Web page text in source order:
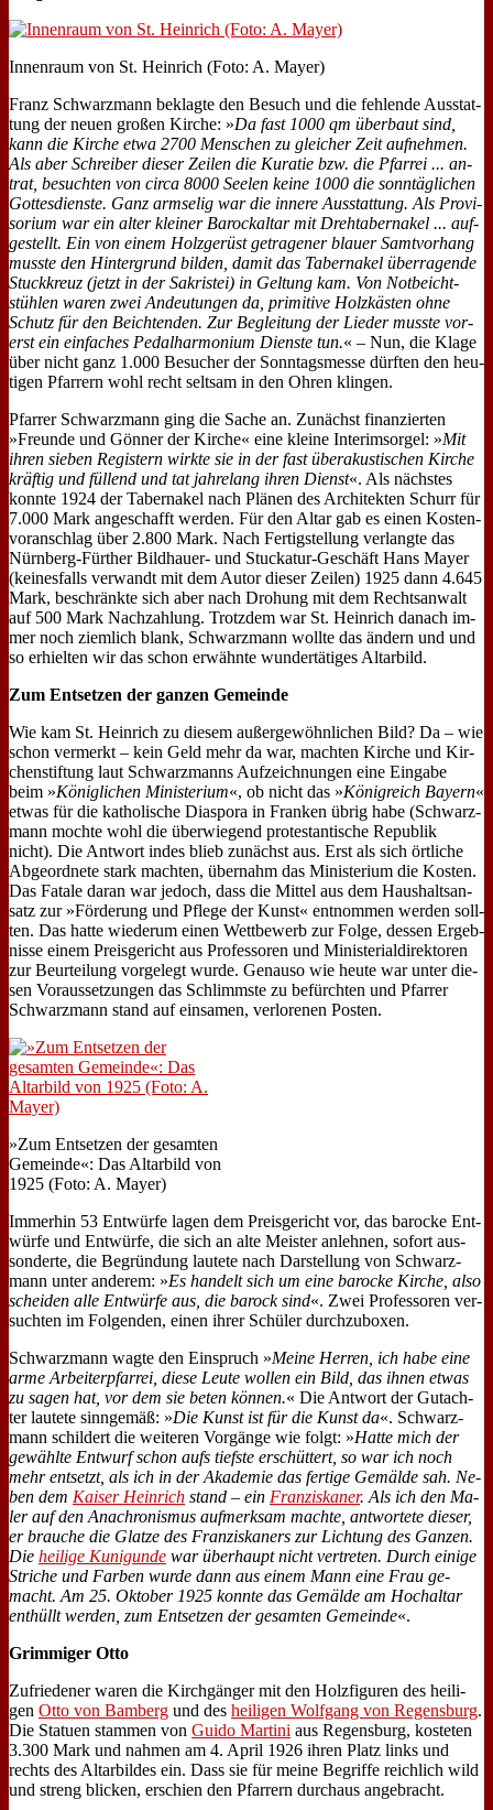
In­nen­raum von St. Hein­rich (Fo­to: A. May­er)
Franz Schwarz­mann be­klag­te den Be­such und die feh­len­de Aus­stat­
tung der neu­en gro­ßen Kir­che: »Da fast 1000 qm über­baut sind,
kann die Kir­che et­wa 2700 Men­schen zu glei­cher Zeit auf­neh­men.
Als aber Schrei­ber die­ser Zei­len die Ku­ra­tie bzw. die Pfar­rei ... an­
trat, be­such­ten von cir­ca 8000 See­len kei­ne 1000 die sonn­täg­li­chen
Got­tes­dien­ste. Ganz arm­se­lig war die in­ne­re Aus­stat­tung. Als Pro­vi­
so­ri­um war ein al­ter klei­ner Ba­rock­al­tar mit Dreh­ta­ber­na­kel ... auf­
ge­stellt. Ein von ei­nem Holz­ge­rüst ge­tra­ge­ner blau­er Samt­vor­hang
muss­te den Hin­ter­grund bil­den, da­mit das Ta­ber­na­kel über­ra­gen­de
Stuck­kreuz (jetzt in der Sa­kri­stei) in Gel­tung kam. Von Not­beicht­
stüh­len wa­ren zwei An­deu­tun­gen da, pri­mi­ti­ve Holz­kä­sten oh­ne
Schutz für den Beich­ten­den. Zur Be­glei­tung der Lie­der muss­te vor­
erst ein ein­fa­ches Pe­dal­har­mo­ni­um Dien­ste tun.« – Nun, die Kla­ge
über nicht ganz 1.000 Be­su­cher der Sonn­tags­mes­se dürf­ten den heu­
ti­gen Pfar­rern wohl recht selt­sam in den Oh­ren klin­gen.
Pfar­rer Schwarz­mann ging die Sa­che an. Zu­nächst fi­nan­zier­ten
»Freun­de und Gön­ner der Kir­che« ei­ne klei­ne In­te­rims­or­gel: »Mit
ih­ren sie­ben Re­gi­stern wirk­te sie in der fast über­aku­sti­schen Kir­che
kräf­tig und fül­lend und tat jah­re­lang ih­ren Dienst«. Als näch­stes
konn­te 1924 der Ta­ber­na­kel nach Plä­nen des Ar­chi­tek­ten Schurr für
7.000 Mark an­ge­schafft wer­den. Für den Al­tar gab es ei­nen Ko­sten­
vor­anschlag über 2.800 Mark. Nach Fer­tig­stel­lung ver­lang­te das
Nürn­berg-Für­ther Bild­hau­er- und Stuckatur-Ge­schäft Hans May­er
(kei­nes­falls ver­wandt mit dem Au­tor die­ser Zei­len) 1925 dann 4.645
Mark, be­schränk­te sich aber nach Dro­hung mit dem Rechts­an­walt
auf 500 Mark Nach­zah­lung. Trotz­dem war St. Hein­rich da­nach im­
mer noch ziem­lich blank, Schwarz­mann woll­te das än­dern und und
so er­hiel­ten wir das schon er­wähn­te wun­der­tä­ti­ges Al­tar­bild.
Zum Ent­set­zen der gan­zen Ge­mein­de
Wie kam St. Hein­rich zu die­sem au­ßer­ge­wöhn­li­chen Bild? Da – wie
schon ver­merkt – kein Geld mehr da war, mach­ten Kir­che und Kir­
chen­stif­tung laut Schwarz­manns Auf­zeich­nun­gen ei­ne Ein­ga­be
beim »Kö­nig­li­chen Mi­ni­ste­ri­um«, ob nicht das »Kö­nig­reich Bay­ern«
et­was für die ka­tho­li­sche Dia­spo­ra in Fran­ken üb­rig ha­be (Schwarz­
mann moch­te wohl die über­wie­gend pro­te­stan­ti­sche Re­pu­blik
nicht). Die Ant­wort in­des blieb zu­nächst aus. Erst als sich ört­li­che
Ab­ge­ord­ne­te stark mach­ten, über­nahm das Mi­ni­ste­ri­um die Ko­sten.
Das Fa­ta­le dar­an war je­doch, dass die Mit­tel aus dem Haus­halts­an­
satz zur »För­de­rung und Pfle­ge der Kunst« ent­nom­men wer­den soll­
ten. Das hat­te wie­der­um ei­nen Wett­be­werb zur Fol­ge, des­sen Er­geb­
nis­se ei­nem Preis­ge­richt aus Pro­fes­so­ren und Mi­ni­ste­ri­al­di­rek­to­ren
zur Be­ur­tei­lung vor­ge­legt wur­de. Ge­nau­so wie heu­te war un­ter die­
sen Vor­aus­set­zun­gen das Schlimm­ste zu be­fürch­ten und Pfar­rer
Schwarz­mann stand auf ein­sa­men, ver­lo­re­nen Po­sten.
»Zum Ent­set­zen der ge­sam­ten
Ge­mein­de«: Das Al­tar­bild von
1925 (Fo­to: A. May­er)
Im­mer­hin 53 Ent­wür­fe la­gen dem Preis­ge­richt vor, das ba­rocke Ent­
wür­fe und Ent­wür­fe, die sich an al­te Mei­ster an­leh­nen, so­fort aus­
son­der­te, die Be­grün­dung lau­te­te nach Dar­stel­lung von Schwarz­
mann un­ter an­de­rem: »Es han­delt sich um ei­ne ba­rocke Kir­che, al­so
schei­den al­le Ent­wür­fe aus, die ba­rock sind«. Zwei Pro­fes­so­ren ver­
such­ten im Fol­gen­den, ei­nen ih­rer Schü­ler durch­zu­bo­xen.
Schwarz­mann wag­te den Ein­spruch »Mei­ne Her­ren, ich ha­be ei­ne
ar­me Ar­bei­ter­pfar­rei, die­se Leu­te wol­len ein Bild, das ih­nen et­was
zu sa­gen hat, vor dem sie be­ten kön­nen.« Die Ant­wort der Gut­ach­
ter lau­te­te sinn­ge­mäß: »Die Kunst ist für die Kunst da«. Schwarz­
mann schil­dert die wei­te­ren Vor­gän­ge wie folgt: »Hat­te mich der
ge­wähl­te Ent­wurf schon aufs tief­ste er­schüt­tert, so war ich noch
mehr ent­setzt, als ich in der Aka­de­mie das fer­ti­ge Ge­mäl­de sah. Ne­
ben dem Kai­ser Hein­rich stand – ein Fran­zis­ka­ner. Als ich den Ma­
ler auf den Ana­chro­nis­mus auf­merk­sam mach­te, ant­wor­te­te die­ser,
er brau­che die Glat­ze des Fran­zis­ka­ners zur Lich­tung des Gan­zen.
Die hei­li­ge Ku­ni­gun­de war über­haupt nicht ver­tre­ten. Durch ei­ni­ge
Stri­che und Far­ben wur­de dann aus ei­nem Mann ei­ne Frau ge­
macht. Am 25. Ok­to­ber 1925 konn­te das Ge­mäl­de am Hoch­al­tar
ent­hüllt wer­den, zum Ent­set­zen der ge­sam­ten Ge­mein­de«.
Grim­mi­ger Ot­to
Zu­frie­de­ner wa­ren die Kirch­gän­ger mit den Holz­fi­gu­ren des hei­li­
gen Ot­to von Bam­berg und des hei­li­gen Wolf­gang von Re­gens­burg.
Die Sta­tu­en stam­men von Gui­do Mar­ti­ni aus Re­gens­burg, ko­ste­ten
3.300 Mark und nah­men am 4. April 1926 ih­ren Platz links und
rechts des Al­tar­bil­des ein. Dass sie für mei­ne Be­grif­fe reich­lich wild
und streng blicken, er­schien den Pfar­rern durch­aus an­ge­bracht.